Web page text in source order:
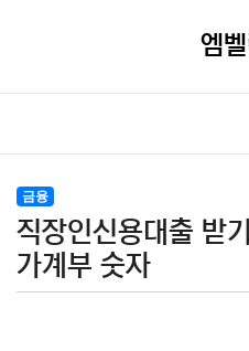
엠
금융
직장인신용대출 받
가계부 숫자